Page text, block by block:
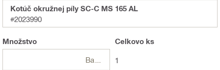
Kotúč okružnej píly SC-C MS 165 AL
#2023990
Množstvo Celkovo ks
1